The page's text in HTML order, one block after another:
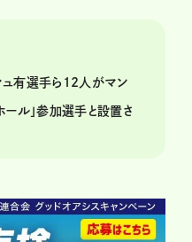
有選手ら12人がマン
ール」参加選手と設置さ